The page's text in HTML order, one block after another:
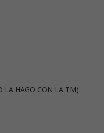
LA HAGO CON LA TM)